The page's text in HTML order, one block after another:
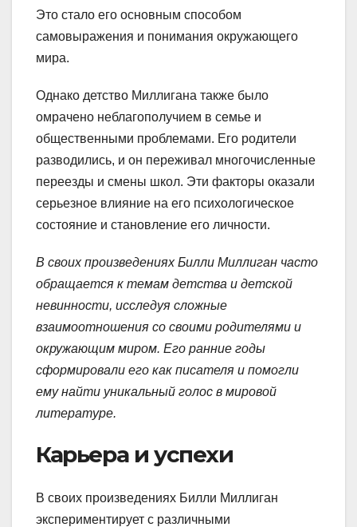
Это стало его основным способом
самовыражения и понимания окружающего
мира.
Однако детство Миллигана также было
омрачено неблагополучием в семье и
общественными проблемами. Его родители
разводились, и он переживал многочисленные
переезды и смены школ. Эти факторы оказали
серьезное влияние на его психологическое
состояние и становление его личности.
В своих произведениях Билли Миллиган часто
обращается к темам детства и детской
невинности, исследуя сложные
взаимоотношения со своими родителями и
окружающим миром. Его ранние годы
сформировали его как писателя и помогли
ему найти уникальный голос в мировой
литературе.
Карьера и успехи
В своих произведениях Билли Миллиган
экспериментирует с различными